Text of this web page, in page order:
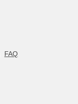
FAQ